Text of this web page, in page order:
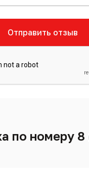
Отправить отзыв
по номеру 8